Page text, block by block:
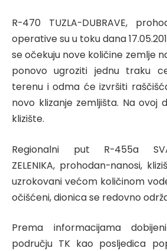
R-470 TUZLA-DUBRAVE,
operative su u toku dana
se očekuju nove količine zemlje
ponovo ugroziti jednu traku
terenu i odma će izvršiti
novo klizanje zemljišta. Na ovoj
klizište.
Regionalni put R-455a
ZELENIKA, prohodan-nanosi,
uzrokovani većom količinom
očišćeni, dionica se redovno
Prema informacijama
području TK kao posljedica